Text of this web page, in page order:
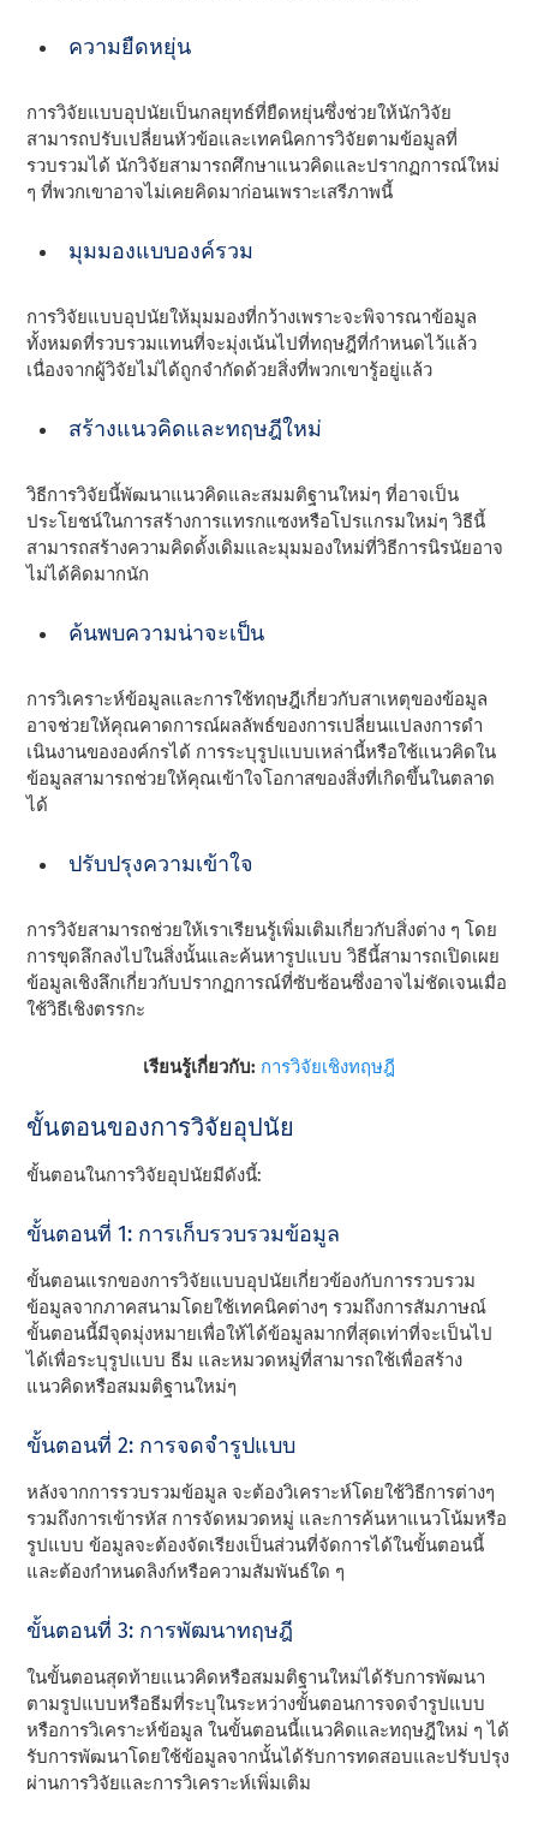
ความยืดหยุ่น
การวิจัยแบบอุปนัยเป็นกลยุทธ์ที่ยืดหยุ่นซึ่งช่วยให้นักวิจัย
สามารถปรับเปลี่ยนหัวข้อและเทคนิคการวิจัยตามข้อมูลที่
รวบรวมได้ นักวิจัยสามารถศึกษาแนวคิดและปรากฏการณ์ใหม่
ๆ ที่พวกเขาอาจไม่เคยคิดมาก่อนเพราะเสรีภาพนี้
มุมมองแบบองค์รวม
การวิจัยแบบอุปนัยให้มุมมองที่กว้างเพราะจะพิจารณาข้อมูล
ทั้งหมดที่รวบรวมแทนที่จะมุ่งเน้นไปที่ทฤษฎีที่กําหนดไว้แล้ว
เนื่องจากผู้วิจัยไม่ได้ถูกจํากัดด้วยสิ่งที่พวกเขารู้อยู่แล้ว
สร้างแนวคิดและทฤษฎีใหม่
วิธีการวิจัยนี้พัฒนาแนวคิดและสมมติฐานใหม่ๆ ที่อาจเป็น
ประโยชน์ในการสร้างการแทรกแซงหรือโปรแกรมใหม่ๆ วิธีนี้
สามารถสร้างความคิดดั้งเดิมและมุมมองใหม่ที่วิธีการนิรนัยอาจ
ไม่ได้คิดมากนัก
ค้นพบความน่าจะเป็น
การวิเคราะห์ข้อมูลและการใช้ทฤษฎีเกี่ยวกับสาเหตุของข้อมูล
อาจช่วยให้คุณคาดการณ์ผลลัพธ์ของการเปลี่ยนแปลงการดํา
เนินงานขององค์กรได้ การระบุรูปแบบเหล่านี้หรือใช้แนวคิดใน
ข้อมูลสามารถช่วยให้คุณเข้าใจโอกาสของสิ่งที่เกิดขึ้นในตลาด
ได้
ปรับปรุงความเข้าใจ
การวิจัยสามารถช่วยให้เราเรียนรู้เพิ่มเติมเกี่ยวกับสิ่งต่าง ๆ โดย
การขุดลึกลงไปในสิ่งนั้นและค้นหารูปแบบ วิธีนี้สามารถเปิดเผย
ข้อมูลเชิงลึกเกี่ยวกับปรากฏการณ์ที่ซับซ้อนซึ่งอาจไม่ชัดเจนเมื่อ
ใช้วิธีเชิงตรรกะ
เรียนรู้เกี่ยวกับ: การวิจัยเชิงทฤษฎี
ขั้นตอนของการวิจัยอุปนัย
ขั้นตอนในการวิจัยอุปนัยมีดังนี้:
ขั้นตอนที่ 1: การเก็บรวบรวมข้อมูล
ขั้นตอนแรกของการวิจัยแบบอุปนัยเกี่ยวข้องกับการรวบรวม
ข้อมูลจากภาคสนามโดยใช้เทคนิคต่างๆ รวมถึงการสัมภาษณ์
ขั้นตอนนี้มีจุดมุ่งหมายเพื่อให้ได้ข้อมูลมากที่สุดเท่าที่จะเป็นไป
ได้เพื่อระบุรูปแบบ ธีม และหมวดหมู่ที่สามารถใช้เพื่อสร้าง
แนวคิดหรือสมมติฐานใหม่ๆ
ขั้นตอนที่ 2: การจดจํารูปแบบ
หลังจากการรวบรวมข้อมูล จะต้องวิเคราะห์โดยใช้วิธีการต่างๆ
รวมถึงการเข้ารหัส การจัดหมวดหมู่ และการค้นหาแนวโน้มหรือ
รูปแบบ ข้อมูลจะต้องจัดเรียงเป็นส่วนที่จัดการได้ในขั้นตอนนี้
และต้องกําหนดลิงก์หรือความสัมพันธ์ใด ๆ
ขั้นตอนที่ 3: การพัฒนาทฤษฎี
ในขั้นตอนสุดท้ายแนวคิดหรือสมมติฐานใหม่ได้รับการพัฒนา
ตามรูปแบบหรือธีมที่ระบุในระหว่างขั้นตอนการจดจํารูปแบบ
หรือการวิเคราะห์ข้อมูล ในขั้นตอนนี้แนวคิดและทฤษฎีใหม่ ๆ ได้
รับการพัฒนาโดยใช้ข้อมูลจากนั้นได้รับการทดสอบและปรับปรุง
ผ่านการวิจัยและการวิเคราะห์เพิ่มเติม